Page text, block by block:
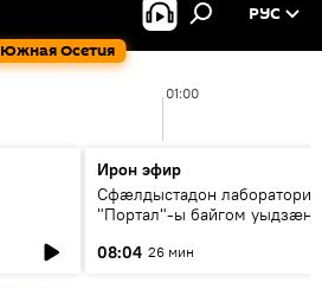
Южная Осетия
РУС
01:00
Ирон эфир
Сфæлдыстадон лаборатори
"Портал"-ы байгом уыдзæн
Æхсары куыстыты равдыст
08:04 26 мин